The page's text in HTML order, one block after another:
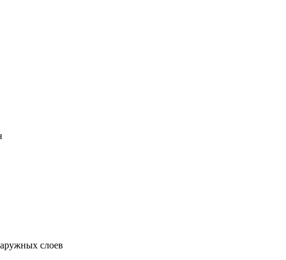
слоев